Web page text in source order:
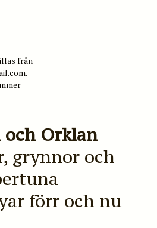
från
Orklan
grynnor och
förr och nu